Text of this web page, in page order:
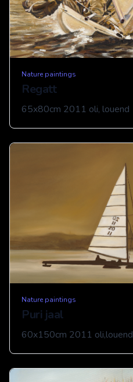
Nature paintings
Regatt
65x80cm 2011 oli, louend
Nature paintings
Puri jaal
60x150cm 2011 oli,louend